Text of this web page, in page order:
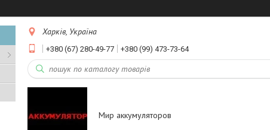
Харків, Україна
+380 (67) 280-49-77 +380 (99) 473-73-64
Мир аккумуляторов